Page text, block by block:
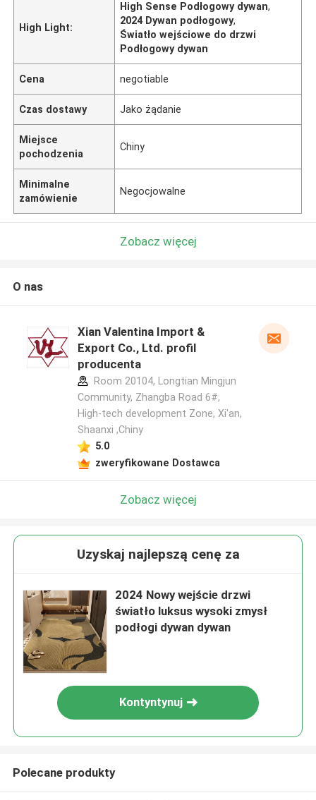
High Light:
High Sense Podłogowy dywan,
2024 Dywan podłogowy,
Światło wejściowe do drzwi
Podłogowy dywan
Cena negotiable
Czas dostawy Jako żądanie
Miejsce
pochodzenia
Chiny
Minimalne
zamówienie
Negocjowalne
Zobacz więcej
O nas
Xian Valentina Import &
Export Co., Ltd. profil
producenta
Room 20104, Longtian Mingjun
Community, Zhangba Road 6#,
High-tech development Zone, Xi'an,
Shaanxi ,Chiny
5.0
zweryfikowane Dostawca
Zobacz więcej
Uzyskaj najlepszą cenę za
2024 Nowy wejście drzwi
światło luksus wysoki zmysł
podłogi dywan dywan
Kontyntynuj
Polecane produkty